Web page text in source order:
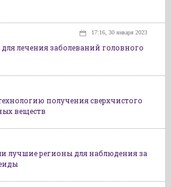
17:16, 30 января 2023
лечения заболеваний головного
получения сверхчистого
веществ
лучшие регионы для наблюдения за